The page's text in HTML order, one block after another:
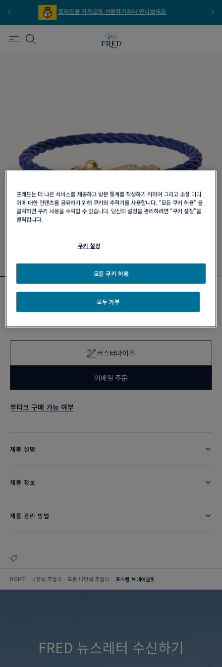
프레드를 카카오톡 선물하기에서 만나보세요 프레드를
커스터마이즈
이메일 주문
부티크 구매 가능 여부
제품 설명
제품 정보
제품 관리 방법
HOME 나만의 주얼리 모든 나만의 주얼리 포스텐 브레이슬릿
FRED 뉴스레터 수신하기
프레드는 더 나은 서비스를 제공하고 방문 통계를 작성하기 위하여 그리고 소셜 미디
어에 대한 컨텐츠를 공유하기 위해 쿠키와 추적기를 사용합니다. “모든 쿠키 허용” 을
클릭하면 쿠키 사용을 수락할 수 있습니다. 당신의 설정을 관리하려면 “쿠키 설정”을
클릭합니다.
쿠키 설정
모두 거부
모든 쿠키 허용